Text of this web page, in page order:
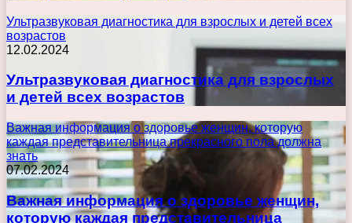
Ультразвуковая диагностика для взрослых и детей всех
возрастов
12.02.2024
Ультразвуковая диагностика для взрослых
и детей всех возрастов
Важная информация о здоровье женщин, которую
каждая представительница прекрасного пола должна
знать
07.02.2024
Важная информация о здоровье женщин,
которую каждая представительница